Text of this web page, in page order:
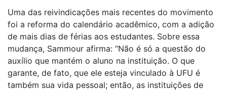
Uma das reivindicações mais recentes do movimento
foi a reforma do calendário acadêmico, com a adição
de mais dias de férias aos estudantes. Sobre essa
mudança, Sammour afirma: “Não é só a questão do
auxílio que mantém o aluno na instituição. O que
garante, de fato, que ele esteja vinculado à UFU é
também sua vida pessoal; então, as instituições de